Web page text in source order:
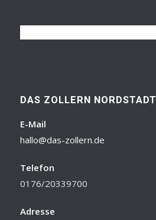
DAS ZOLLERN NORDSTADT
E-Mail
hallo@das-zollern.de
Telefon
0176/20339700
Adresse